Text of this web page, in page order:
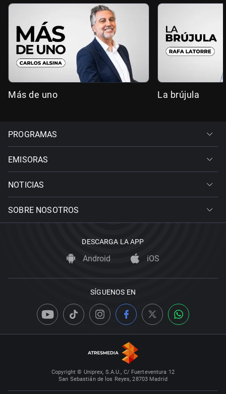
Más de uno La brújula
PROGRAMAS
EMISORAS
NOTICIAS
SOBRE NOSOTROS
DESCARGA LA APP
Android iOS
SÍGUENOS EN
Copyright © Uniprex, S.A.U., C/ Fuerteventura 12
San Sebastián de los Reyes, 28703 Madrid